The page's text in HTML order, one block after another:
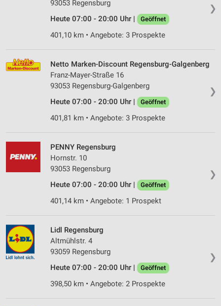
❯
93053 Regensburg
Heute 07:00 - 20:00 Uhr |
Geöffnet
401,10 km • Angebote: 3 Prospekte
❯
Netto Marken-Discount Regensburg-Galgenberg
Franz-Mayer-Straße 16
93053 Regensburg-Galgenberg
Heute 07:00 - 20:00 Uhr |
Geöffnet
401,81 km • Angebote: 3 Prospekte
❯
PENNY Regensburg
Hornstr. 10
93053 Regensburg
Heute 07:00 - 20:00 Uhr |
Geöffnet
401,14 km • Angebote: 1 Prospekt
❯
Lidl Regensburg
Altmühlstr. 4
93059 Regensburg
Heute 07:00 - 20:00 Uhr |
Geöffnet
398,50 km • Angebote: 2 Prospekte